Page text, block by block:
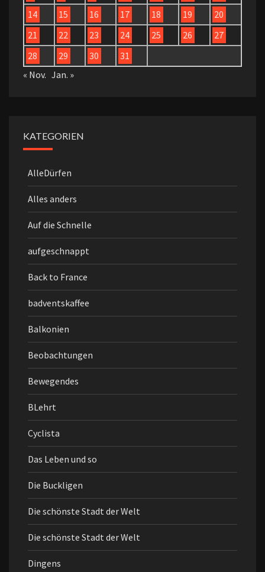
14 15 16 17 18 19
20
21
22 23 24 25 26
27
28
29 30
31
« Nov. Jan. »
KATEGORIEN
AlleDürfen
Alles anders
Auf die Schnelle
aufgeschnappt
Back to France
badventskaffee
Balkonien
Beobachtungen
Bewegendes
BLehrt
Cyclista
Das Leben und so
Die Buckligen
Die schönste Stadt der Welt
Die schönste Stadt der Welt
Dingens